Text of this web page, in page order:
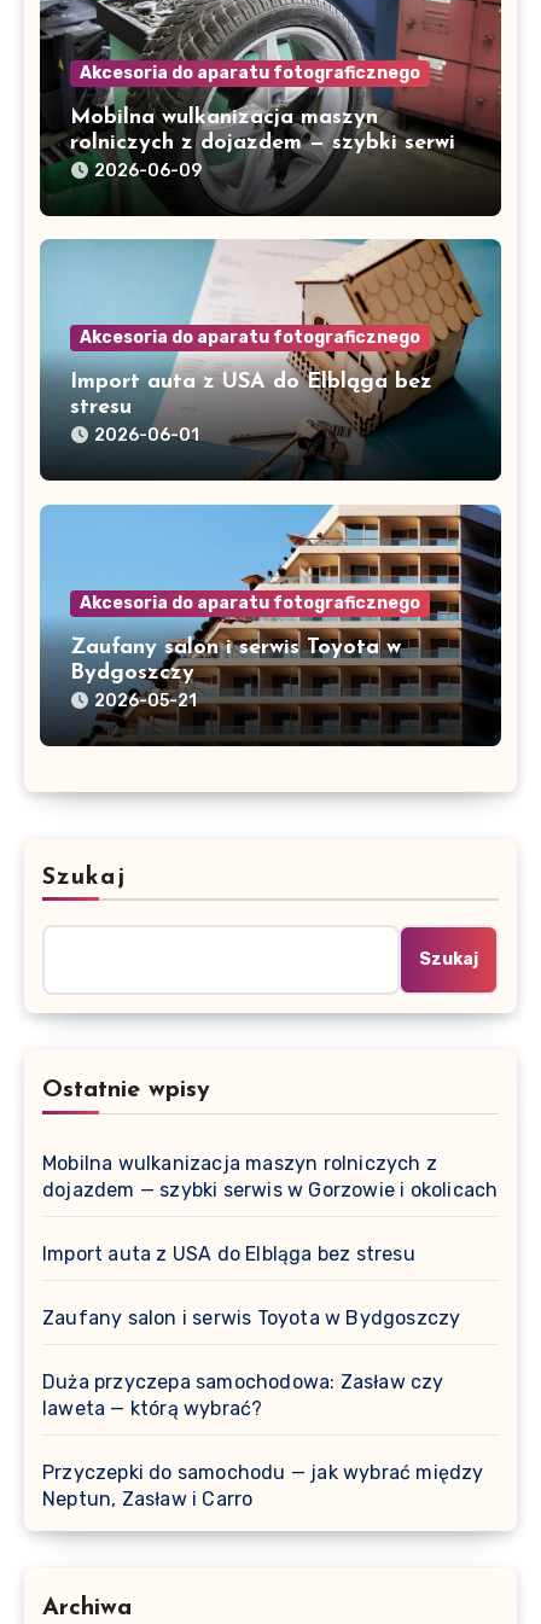
Akcesoria do aparatu fotograficznego
Mobilna wulkanizacja maszyn
rolniczych z dojazdem — szybki serwis
w Gorzowie i okolicach
2026-06-09
Akcesoria do aparatu fotograficznego
Import auta z USA do Elbląga bez
stresu
2026-06-01
Akcesoria do aparatu fotograficznego
Zaufany salon i serwis Toyota w
Bydgoszczy
2026-05-21
Szukaj
Szukaj
Ostatnie wpisy
Mobilna wulkanizacja maszyn rolniczych z
dojazdem — szybki serwis w Gorzowie i okolicach
Import auta z USA do Elbląga bez stresu
Zaufany salon i serwis Toyota w Bydgoszczy
Duża przyczepa samochodowa: Zasław czy
laweta — którą wybrać?
Przyczepki do samochodu — jak wybrać między
Neptun, Zasław i Carro
Archiwa